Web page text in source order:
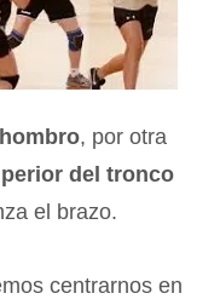
hombro, por otra
del tronco
el brazo.
centrarnos en